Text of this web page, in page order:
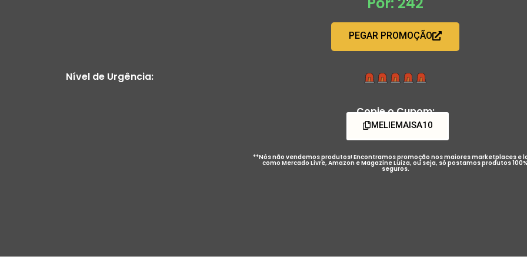
PEGAR PROMOÇÃO
Nível de Urgência:
Copie o Cupom:
MELIEMAISA10
**Nós não vendemos produtos! Encontramos promoção nos maiores marketplaces e
como Mercado Livre, Amazon e Magazine Luiza, ou seja, só postamos produtos 100%
seguros.